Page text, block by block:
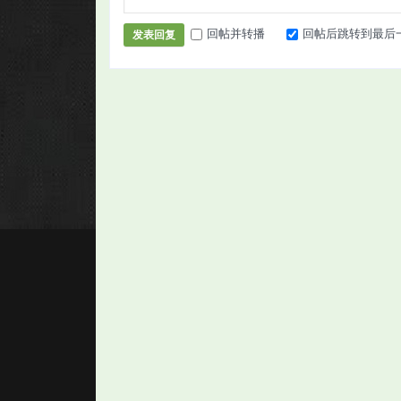
发表回复 回帖并转播 回帖后跳转到最后